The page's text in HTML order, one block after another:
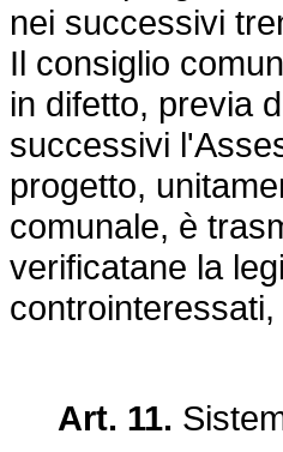
nei successivi
Il consiglio
in difetto, previa
successivi
progetto,
comunale, è
verificatane la
Art. 11.